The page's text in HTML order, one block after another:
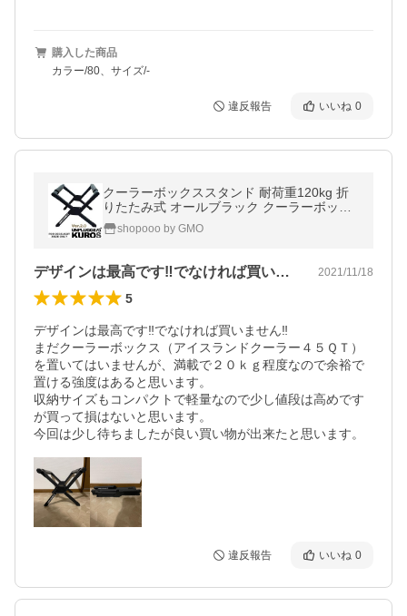
購入した商品
カラー/80、サイズ/-
違反報告 いいね 0
クーラーボックススタンド 耐荷重120kg 折
りたたみ式 オールブラック クーラーボック
ススタンド アンプラグドキャンプ クロス 15
QT以外対応 UNPLUGGED CP KUROS
shopooo by GMO
デザインは最高です‼️でなければ買いま… 2021/11/18
5
デザインは最高です‼️でなければ買いません‼️
まだクーラーボックス（アイスランドクーラー４５ＱＴ）
を置いてはいませんが、満載で２０ｋｇ程度なので余裕で
置ける強度はあると思います。
収納サイズもコンパクトで軽量なので少し値段は高めです
が買って損はないと思います。
今回は少し待ちましたが良い買い物が出来たと思います。
違反報告 いいね 0